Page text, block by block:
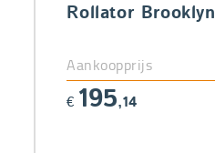
Rollator Brooklyn
Aankoopprijs
€ 195,14